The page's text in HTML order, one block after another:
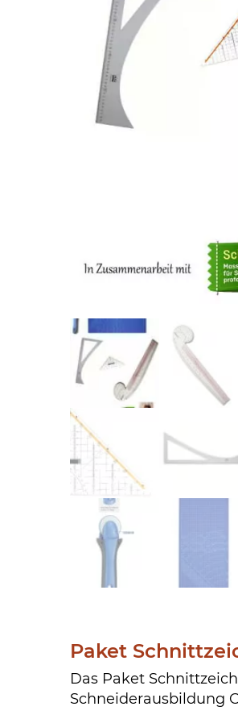
Paket
Das Paket
Schneiderausbildung